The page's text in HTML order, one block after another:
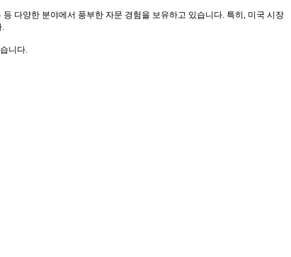
다양한 분야에서 풍부한 자문 경험을 보유하고 있습니다. 특히, 미국 시장
니다.